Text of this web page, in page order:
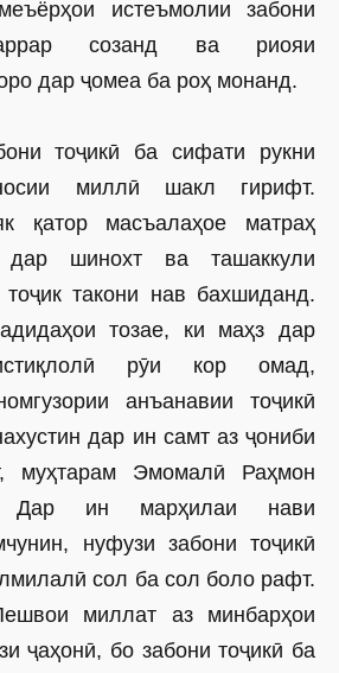
истеъмолии забони
созанд ва риояи
дар ҷомеа ба роҳ монанд.
тоҷикӣ ба сифати рукни
миллӣ шакл гирифт.
қатор масъалаҳое матраҳ
дар шинохт ва ташаккули
такони нав бахшиданд.
тозае, ки маҳз дар
рӯи кор омад,
­анъанавии тоҷикӣ
дар ин самт аз ҷониби
муҳтарам Эмомалӣ Раҳмон
Дар ин марҳилаи нави
нуфузи забони тоҷикӣ
сол ба сол боло рафт.
миллат аз минбарҳои
ҷаҳонӣ, бо забони тоҷикӣ ба